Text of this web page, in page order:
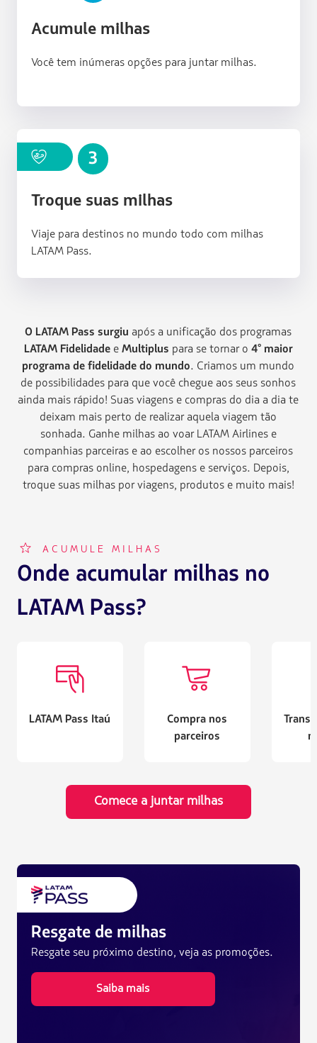
Acumule milhas
Você tem inúmeras opções para juntar milhas.
AIR010 3
Troque suas milhas
Viaje para destinos no mundo todo com milhas
LATAM Pass.
O LATAM Pass surgiu após a unificação dos programas
LATAM FidelidadeeMultiplus para se tornar o 4° maior
programa de fidelidade do mundo. Criamos um mundo
de possibilidades para que você chegue aos seus sonhos
ainda mais rápido! Suas viagens e compras do dia a dia te
deixam mais perto de realizar aquela viagem tão
sonhada. Ganhe milhas ao voar LATAM Airlines e
companhias parceiras e ao escolher os nossos parceiros
para compras online, hospedagens e serviços. Depois,
troque suas milhas por viagens, produtos e muito mais!
FFP002 ACUMULE MILHAS
Onde acumular milhas no
LATAM Pass?
UID006
LATAM Pass Itaú
IFE028
Compra nos
parceiros
Comece a juntar milhas
Resgate de milhas
Resgate seu próximo destino, veja as promoções.
Saiba mais